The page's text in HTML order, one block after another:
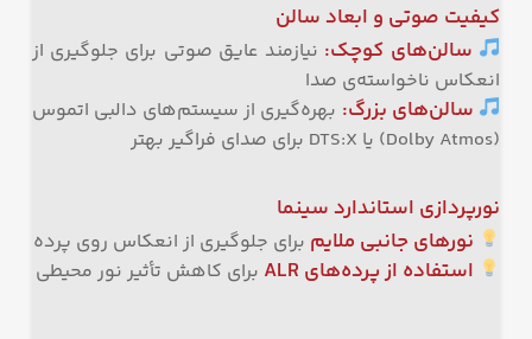
کیفیت صوتی و ابعاد سالن
سالن‌های کوچک: نیازمند عایق صوتی برای جلوگیری از
انعکاس ناخواسته‌ی صدا
سالن‌های بزرگ: بهره‌گیری از سیستم‌های دالبی اتموس
(Dolby Atmos) یا DTS:X برای صدای فراگیر بهتر
نورپردازی استاندارد سینما
نورهای جانبی ملایم برای جلوگیری از انعکاس روی پرده
استفاده از پرده‌های ALR برای کاهش تأثیر نور محیطی